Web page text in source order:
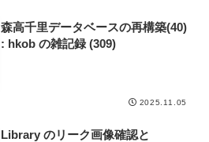
森高千里データベースの再構築(40)
: hkob の雑記録 (309)
2025.11.05
Library のリーク画像確認と